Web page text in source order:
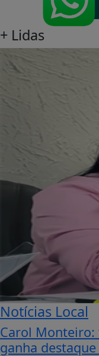
+ Lidas
Notícias Local
Carol
ganha